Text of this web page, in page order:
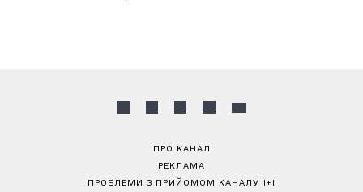
ПРО КАНАЛ
РЕКЛАМА
ПРОБЛЕМИ З ПРИЙОМОМ КАНАЛУ 1+1